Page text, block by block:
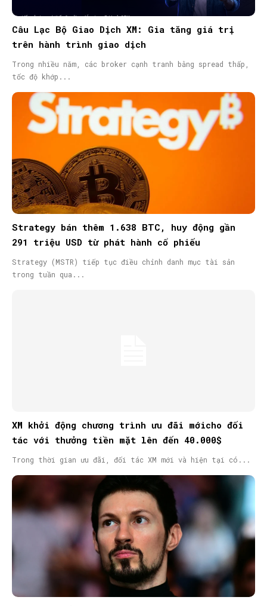
Câu Lạc Bộ Giao Dịch XM: Gia tăng giá trị
trên hành trình giao dịch
Trong nhiều năm, các broker cạnh tranh bằng spread thấp,
tốc độ khớp...
Strategy bán thêm 1.638 BTC, huy động gần
291 triệu USD từ phát hành cổ phiếu
Strategy (MSTR) tiếp tục điều chỉnh danh mục tài sản
trong tuần qua...
XM khởi động chương trình ưu đãi mớicho đối
tác với thưởng tiền mặt lên đến 40.000$
Trong thời gian ưu đãi, đối tác XM mới và hiện tại có...